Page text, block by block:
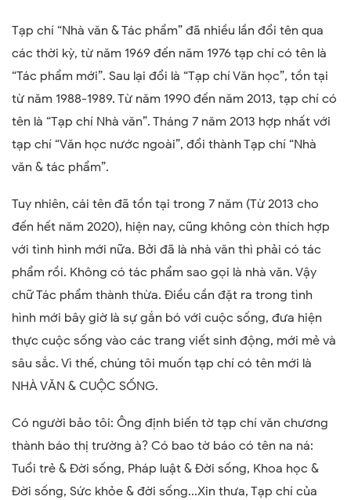
Tạp chí “Nhà văn & Tác phẩm” đã nhiều lần đổi tên qua
các thời kỳ, từ năm 1969 đến năm 1976 tạp chí có tên là
“Tác phẩm mới”. Sau lại đổi là “Tạp chí Văn học”, tồn tại
từ năm 1988-1989. Từ năm 1990 đến năm 2013, tạp chí có
tên là “Tạp chí Nhà văn”. Tháng 7 năm 2013 hợp nhất với
tạp chí “Văn học nước ngoài”, đổi thành Tạp chí “Nhà
văn & tác phẩm”.
Tuy nhiên, cái tên đã tồn tại trong 7 năm (Từ 2013 cho
đến hết năm 2020), hiện nay, cũng không còn thích hợp
với tình hình mới nữa. Bởi đã là nhà văn thì phải có tác
phẩm rồi. Không có tác phẩm sao gọi là nhà văn. Vậy
chữ Tác phẩm thành thừa. Điều cần đặt ra trong tình
hình mới bây giờ là sự gắn bó với cuộc sống, đưa hiện
thực cuộc sống vào các trang viết sinh động, mới mẻ và
sâu sắc. Vì thế, chúng tôi muốn tạp chí có tên mới là
NHÀ VĂN & CUỘC SỐNG.
Có người bảo tôi: Ông định biến tờ tạp chí văn chương
thành báo thị trường à? Có bao tờ báo có tên na ná:
Tuổi trẻ & Đời sống, Pháp luật & Đời sống, Khoa học &
Đời sống, Sức khỏe & đời sống...Xin thưa, Tạp chí của